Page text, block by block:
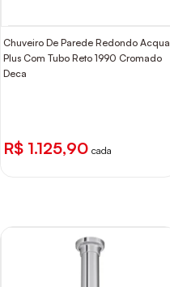
Chuveiro De Parede Redondo Acqua
Plus Com Tubo Reto 1990 Cromado
Deca
R$ 1.125,90 cada